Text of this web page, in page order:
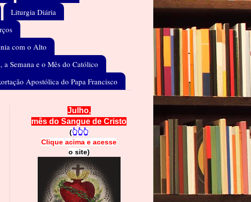
Liturgia Diária
com o Alto
a Semana e o Mês do Católico
Apostólica do Papa Francisco
Julho,
mês do Sangue de Cristo
(👆👆👆
Clique acima e acesse
o site)